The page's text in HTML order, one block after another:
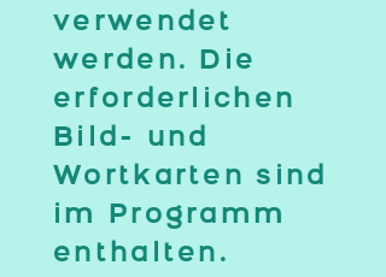
verwendet
werden. Die
erforderlichen
Bild- und
Wortkarten sind
im Programm
enthalten.